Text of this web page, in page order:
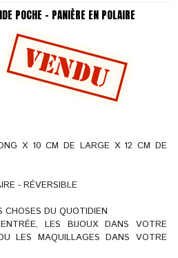
POCHE - PANIÈRE EN POLAIRE
X 10 CM DE LARGE X 12 CM DE
- RÉVERSIBLE
CHOSES DU QUOTIDIEN
LES BIJOUX DANS VOTRE
LES MAQUILLAGES DANS VOTRE